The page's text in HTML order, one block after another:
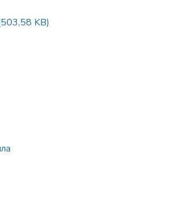
KB)